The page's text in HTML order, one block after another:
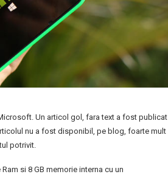
Un articol gol, fara text a fost publicat
nu a fost disponibil, pe blog, foarte mult
potrivit.
Ram si 8 GB memorie interna cu un